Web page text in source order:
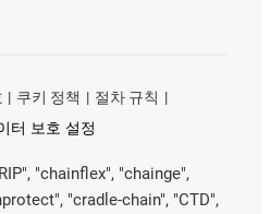
쿠키 정책
절차 규칙
터 보호 설정
"chainflex", "chainge",
"cradle-chain", "CTD",